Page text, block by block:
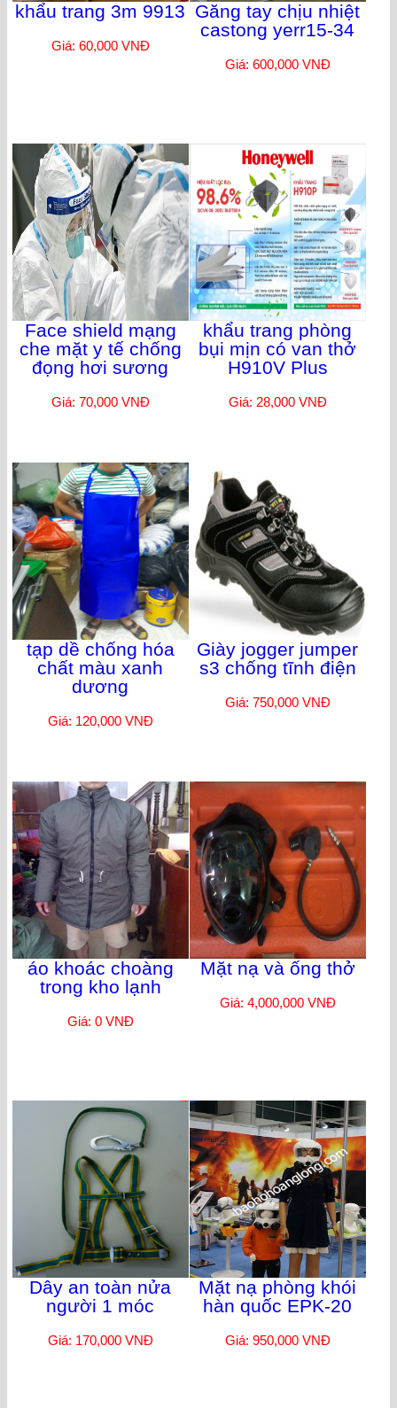
khẩu trang 3m 9913
Giá: 60,000 VNĐ
Găng tay chịu nhiệt
castong yerr15-34
Giá: 600,000 VNĐ
Face shield mạng
che mặt y tế chống
đọng hơi sương
Giá: 70,000 VNĐ
khẩu trang phòng
bụi mịn có van thở
H910V Plus
Giá: 28,000 VNĐ
tạp dề chống hóa
chất màu xanh
dương
Giá: 120,000 VNĐ
Giày jogger jumper
s3 chống tĩnh điện
Giá: 750,000 VNĐ
áo khoác choàng
trong kho lạnh
Giá: 0 VNĐ
Mặt nạ và ống thở
Giá: 4,000,000 VNĐ
Dây an toàn nửa
người 1 móc
Giá: 170,000 VNĐ
Mặt nạ phòng khói
hàn quốc EPK-20
Giá: 950,000 VNĐ